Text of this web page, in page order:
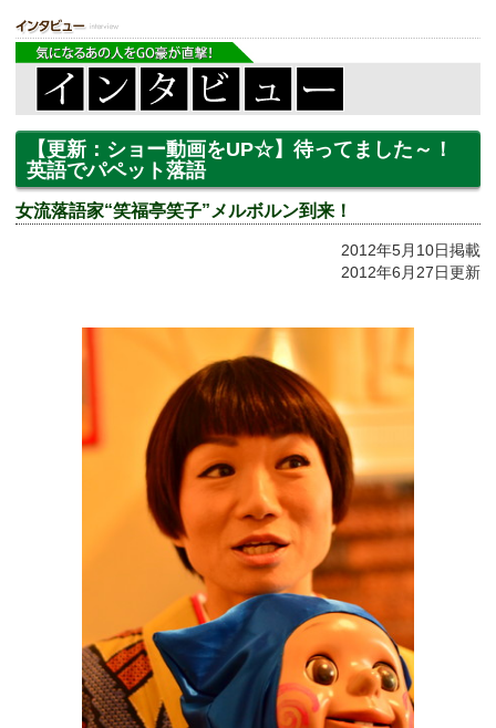
【更新：ショー動画をUP☆】待ってました～！
英語でパペット落語
女流落語家“笑福亭笑子”メルボルン到来！
2012年5月10日掲載
2012年6月27日更新